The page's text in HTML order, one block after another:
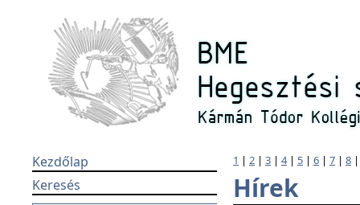
Kezdőlap
Keresés
1 | 2 | 3 | 4| 5 | 6 | 7 | 8
Hírek